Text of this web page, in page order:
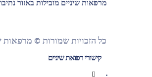
מרפאות שיניים מובילות באזור
כל הזכויות שמורות © מרפאות
קישורי רפואת שיניים